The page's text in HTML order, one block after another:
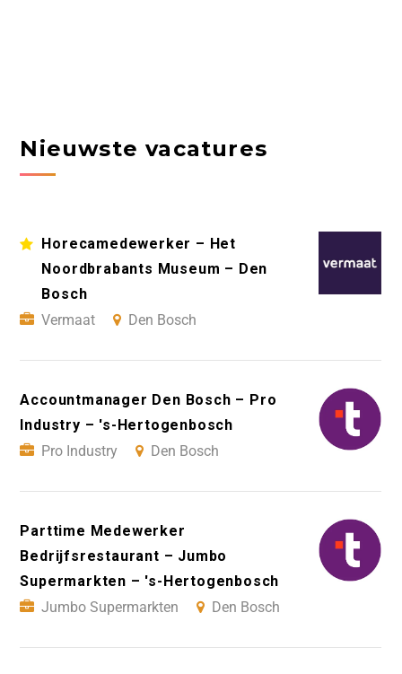
Nieuwste vacatures
Horecamedewerker – Het
Noordbrabants Museum – Den
Bosch
Vermaat
Den Bosch
Accountmanager Den Bosch – Pro
Industry – 's-Hertogenbosch
Pro Industry
Den Bosch
Parttime Medewerker
Bedrijfsrestaurant – Jumbo
Supermarkten – 's-Hertogenbosch
Jumbo Supermarkten
Den Bosch